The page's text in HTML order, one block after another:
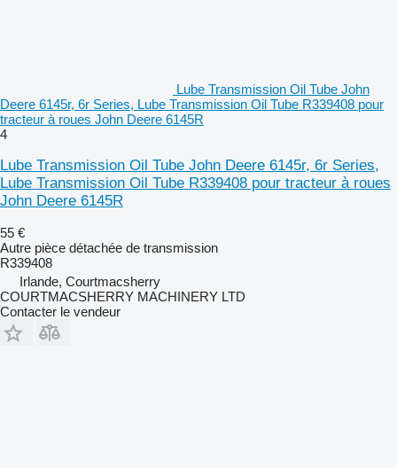
Lube Transmission Oil Tube John
Deere 6145r, 6r Series, Lube Transmission Oil Tube R339408 pour
tracteur à roues John Deere 6145R
4
Lube Transmission Oil Tube John Deere 6145r, 6r Series,
Lube Transmission Oil Tube R339408 pour tracteur à roues
John Deere 6145R
55 €
Autre pièce détachée de transmission
R339408
Irlande, Courtmacsherry
COURTMACSHERRY MACHINERY LTD
Contacter le vendeur